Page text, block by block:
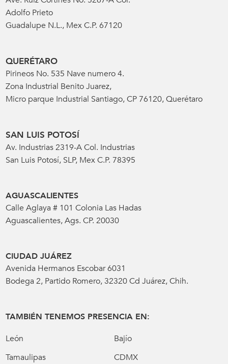
Adolfo Prieto
Guadalupe N.L., Mex C.P. 67120
QUERÉTARO
Pirineos No. 535 Nave numero 4.
Zona Industrial Benito Juarez,
Micro parque Industrial Santiago, CP 76120, Querétaro
SAN LUIS POTOSÍ
Av. Industrias 2319-A Col. Industrias
San Luis Potosí, SLP, Mex C.P. 78395
AGUASCALIENTES
Calle Aglaya # 101 Colonia Las Hadas
Aguascalientes, Ags. CP. 20030
CIUDAD JUÁREZ
Avenida Hermanos Escobar 6031
Bodega 2, Partido Romero, 32320 Cd Juárez, Chih.
TAMBIÉN TENEMOS PRESENCIA EN:
León
Bajío
Tamaulipas
CDMX